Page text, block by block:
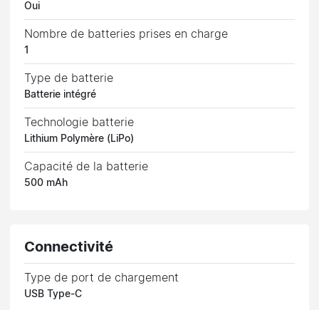
Oui
Nombre de batteries prises en charge
1
Type de batterie
Batterie intégré
Technologie batterie
Lithium Polymère (LiPo)
Capacité de la batterie
500 mAh
Connectivité
Type de port de chargement
USB Type-C